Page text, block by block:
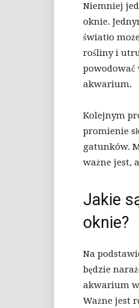
Niemniej
oknie.
światło
rośliny i
powodować
akwarium.
Kolejnym
promienie
gatunków.
ważne jest,
Jakie
oknie?
Na
będzie
akwarium w
Ważne jest